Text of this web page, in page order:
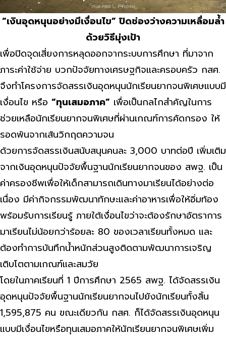
“เงินอุดหนุนอย่างมีเงื่อนไข” ปิดช่องว่างความเหลื่อมล้ำ
ด้วยวิธีมุ่งเป้า
เพื่อปิดจุดเสี่ยงการหลุดออกจากระบบการศึกษา ที่มาจาก
ภาระค่าใช้จ่าย บวกปัจจัยทางเศรษฐกิจและครอบครัว กสศ.
จึงทำโครงการจัดสรรเงินอุดหนุนนักเรียนยากจนพิเศษแบบมี
เงื่อนไข หรือ “ทุนเสมอภาค” เพื่อเป็นกลไกสำคัญในการ
ช่วยเหลือนักเรียนยากจนพิเศษที่ผ่านเกณฑ์การคัดกรอง ให้
รอดพ้นจากเส้นวิกฤตความจน
ด้วยการจัดสรรเงินสนับสนุนคนละ 3,000 บาทต่อปี เพิ่มเติม
จากเงินอุดหนุนปัจจัยพื้นฐานนักเรียนยากจนของ สพฐ. เป็น
ค่าครองชีพเพื่อให้เด็กสามารถเดินทางมาเรียนได้อย่างต่อ
เนื่อง มีค่ากิจกรรมพัฒนาทักษะและค่าอาหารเพื่อให้อิ่มท้อง
พร้อมรับการเรียนรู้ ภายใต้เงื่อนไขว่าจะต้องรักษาอัตราการ
มาเรียนไม่น้อยกว่าร้อยละ 80 ของเวลาเรียนทั้งหมด และ
ต้องทำการบันทึกน้ำหนักส่วนสูงติดตามพัฒนาการเจริญ
เติบโตตามเกณฑ์และสมวัย
โดยในภาคเรียนที่ 1 ปีการศึกษา 2565 สพฐ. ได้จัดสรรเงิน
อุดหนุนปัจจัยพื้นฐานนักเรียนยากจนไปยังนักเรียนทั้งสิ้น
1,595,875 คน ขณะเดียวกัน กสศ. ก็ได้จัดสรรเงินอุดหนุน
แบบมีเงื่อนไขหรือทุนเสมอภาคให้นักเรียนยากจนพิเศษเพิ่ม